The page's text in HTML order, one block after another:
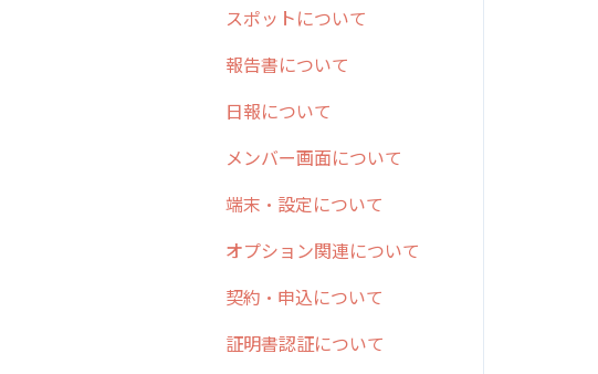
ための設定
10.ユーザー向けおすすめ
方法
パフォーマンス
外部リンク
お知らせ
設定
活動通知
内線電話
商品
各種設定・ログイン
連携オプション
その他オプション
IP接続制限・端末認証設定
契約・その他
スポットについて
報告書について
日報について
メンバー画面について
端末・設定について
オプション関連について
契約・申込について
証明書認証について